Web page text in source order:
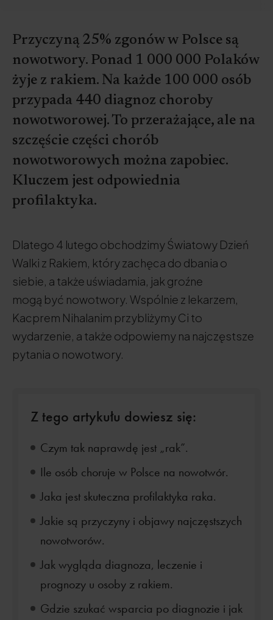
Przyczyną 25% zgonów w Polsce są
nowotwory. Ponad 1 000 000 Polaków
żyje z rakiem. Na każde 100 000 osób
przypada 440 diagnoz choroby
nowotworowej. To przerażające, ale na
szczęście części chorób
nowotworowych można zapobiec.
Kluczem jest odpowiednia
profilaktyka.
Dlatego 4 lutego obchodzimy Światowy Dzień
Walki z Rakiem, który zachęca do dbania o
siebie, a także uświadamia, jak groźne
mogą być nowotwory. Wspólnie z lekarzem,
Kacprem Nihalanim przybliżymy Ci to
wydarzenie, a także odpowiemy na najczęstsze
pytania o nowotwory.
Z tego artykułu dowiesz się:
Czym tak naprawdę jest „rak”.
Ile osób choruje w Polsce na nowotwór.
Jaka jest skuteczna profilaktyka raka.
Jakie są przyczyny i objawy najczęstszych
nowotworów.
Jak wygląda diagnoza, leczenie i
prognozy u osoby z rakiem.
Gdzie szukać wsparcia po diagnozie i jak